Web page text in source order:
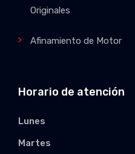
Originales
Afinamiento de Motor
Horario de atención
Lunes
Martes